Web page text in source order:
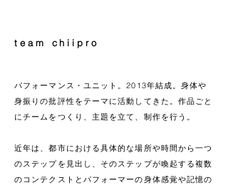
パフォーマンス・ユニット。2013年結成。身体や
身振りの批評性をテーマに活動してきた。作品ごと
にチームをつくり、主題を立て、制作を行う。
近年は、都市における具体的な場所や時間から一つ
のステップを見出し、そのステップが喚起する複数
のコンテクストとパフォーマーの身体感覚や記憶の
team chiipro